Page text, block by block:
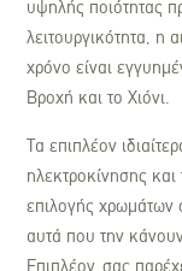
υψηλής ποιότητας
λειτουργικότητα, η
χρόνο είναι
Βροχή και το Χιόνι.
Τα επιπλέον
ηλεκτροκίνησης
επιλογής χρωμάτων
αυτά που την
Επιπλέον, σας